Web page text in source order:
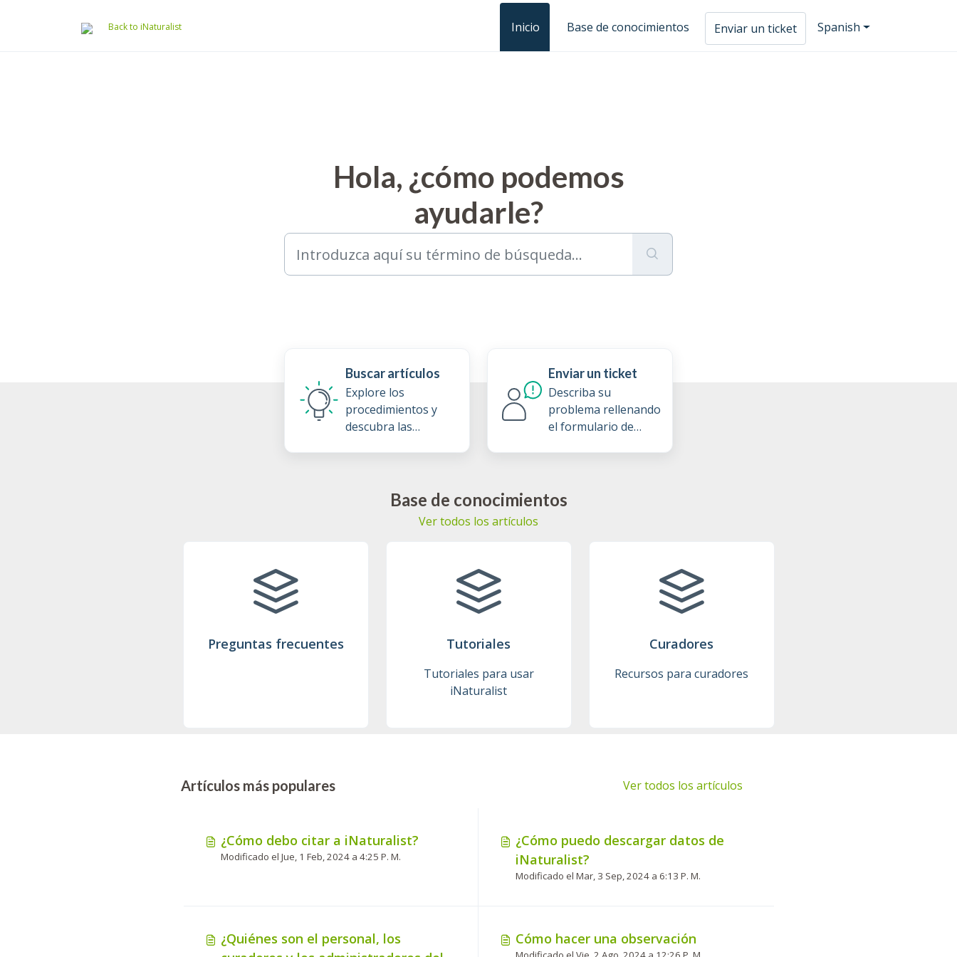
Back to iNaturalist Inicio Base de conocimientos Enviar un ticket Spanish
Hola, ¿cómo podemos
ayudarle?
Buscar artículos
Explore los
procedimientos y
descubra las
conocimientos
Enviar un ticket
Describa su
problema rellenando
el formulario de
Base de conocimientos
Ver todos los artículos
Preguntas frecuentes Tutoriales
Tutoriales para usar
iNaturalist
Curadores
Recursos para curadores
Artículos más populares Ver todos los artículos
¿Cómo debo citar a iNaturalist?
Modificado el Jue, 1 Feb, 2024 a 4:25 P. M.
¿Cómo puedo descargar datos de
iNaturalist?
Modificado el Mar, 3 Sep, 2024 a 6:13 P. M.
¿Quiénes son el personal, los
Cómo hacer una observación